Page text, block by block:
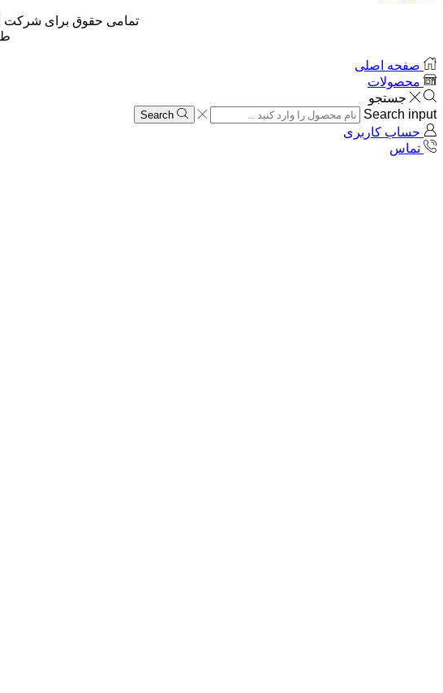
تمامی حقوق برای شرکت
صفحه اصلی
محصولات
جستجو
Search input
Search
حساب کاربری
تماس